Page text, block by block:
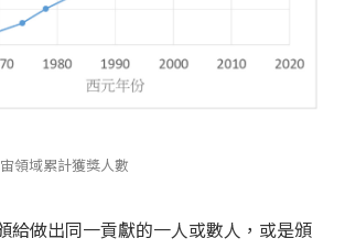
領域累計獲獎人數
給做出同一貢獻的一人或數人，或是頒